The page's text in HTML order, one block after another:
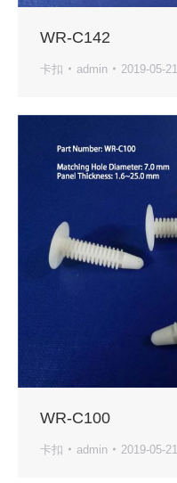
WR-C142
卡扣 admin 2019-05-21
WR-C100
卡扣 admin 2019-05-21